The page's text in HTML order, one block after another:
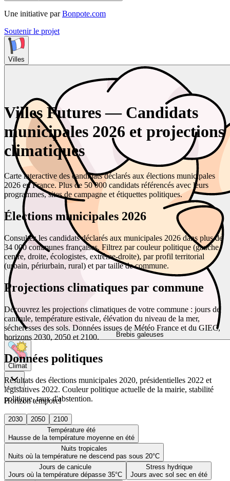
Une initiative par Bonpote.com
Soutenir le projet
Villes
Brebis galeuses
Climat
Horizon temporel
2030 2050
2100
Température été
Hausse de la température moyenne en été
Nuits tropicales
Nuits où la température ne descend pas sous 20°C
Jours de canicule
Jours où la température dépasse 35°C
Stress hydrique
Jours avec sol sec en été
Villes Futures — Candidats
municipales 2026 et projections
climatiques
Carte interactive des candidats déclarés aux élections municipales
2026 en France. Plus de 50 000 candidats référencés avec leurs
programmes, sites de campagne et étiquettes politiques.
Élections municipales 2026
Consultez les candidats déclarés aux municipales 2026 dans plus de
34 000 communes françaises. Filtrez par couleur politique (gauche,
centre, droite, écologistes, extrême-droite), par profil territorial
(urbain, périurbain, rural) et par taille de commune.
Projections climatiques par commune
Découvrez les projections climatiques de votre commune : jours de
canicule, température estivale, élévation du niveau de la mer,
sécheresses des sols. Données issues de Météo France et du GIEC,
horizons 2030, 2050 et 2100.
Données politiques
Résultats des élections municipales 2020, présidentielles 2022 et
législatives 2022. Couleur politique actuelle de la mairie, stabilité
politique, taux d'abstention.